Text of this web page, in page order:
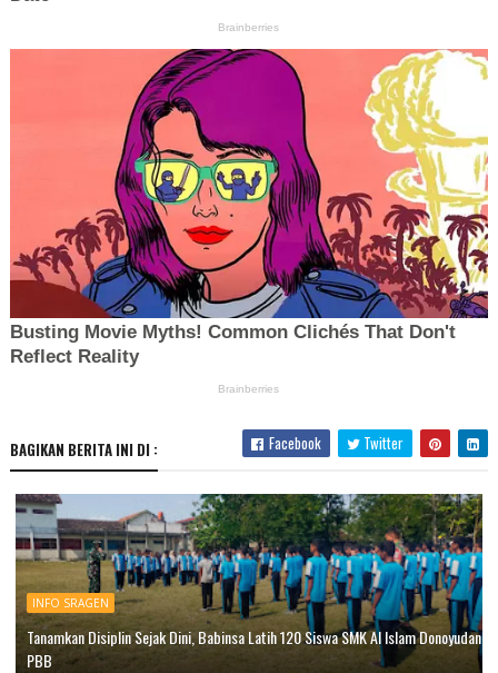
BAGIKAN BERITA INI DI : Facebook Twitter
INFO SRAGEN
Tanamkan Disiplin Sejak Dini, Babinsa Latih 120 Siswa SMK Al Islam Donoyudan
PBB